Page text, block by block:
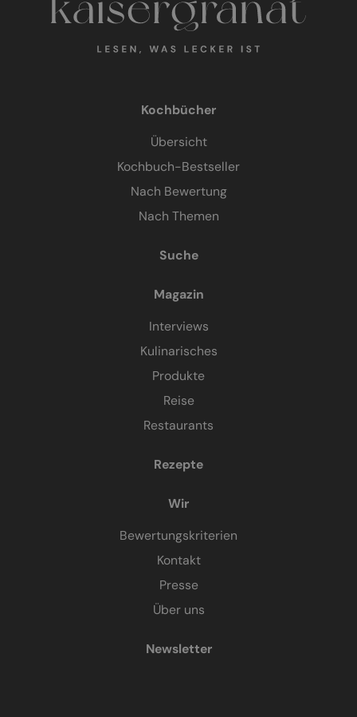
Kochbücher
Übersicht
Kochbuch-Bestseller
Nach Bewertung
Nach Themen
Suche
Magazin
Interviews
Kulinarisches
Produkte
Reise
Restaurants
Rezepte
Wir
Bewertungskriterien
Kontakt
Presse
Über uns
Newsletter